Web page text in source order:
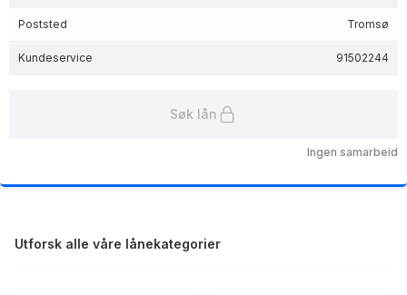
Poststed Tromsø
Kundeservice 91502244
Søk lån
Ingen samarbeid
Utforsk alle våre lånekategorier